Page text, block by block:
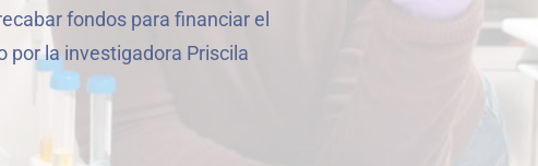
fondos para financiar el
por la investigadora Priscila